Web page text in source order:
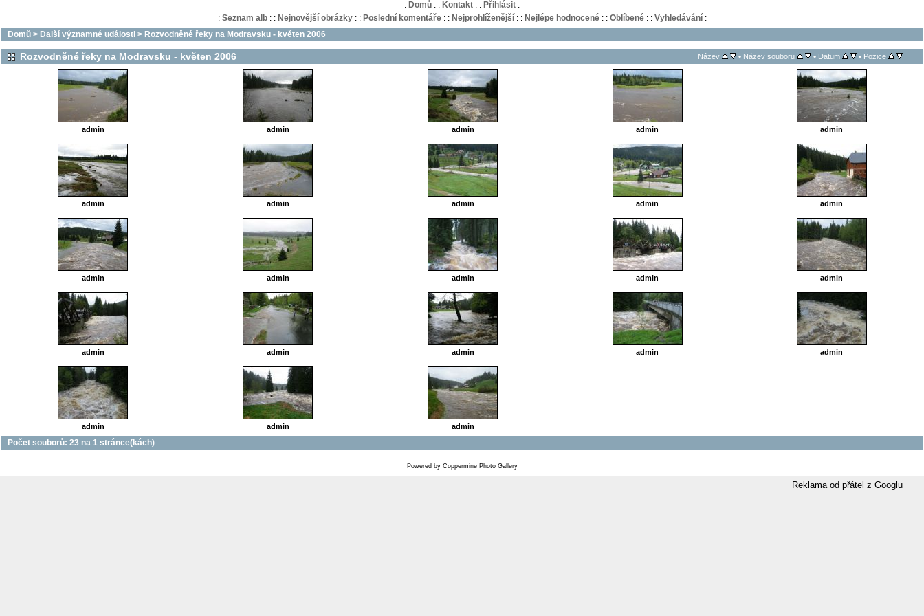
: Domů : : Kontakt : : Přihlásit :
: Seznam alb: : Nejnovější obrázky: : Poslední komentáře: : Nejprohlíženější: : Nejlépe hodnocené: : Oblíbené: : Vyhledávání:
Domů > Další významné události > Rozvodněné řeky na Modravsku - květen 2006
Rozvodněné řeky na Modravsku - květen 2006 Název • Název souboru • Datum • Pozice
admin admin admin admin admin
admin admin admin admin admin
admin admin admin admin admin
admin admin admin admin admin
admin admin admin
Počet souborů: 23 na 1 stránce(kách)
Powered by Coppermine Photo Gallery
Reklama od přátel z Googlu